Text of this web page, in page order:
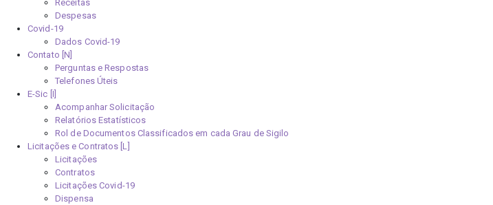
Receitas
Despesas
Covid-19
Dados Covid-19
Contato [N]
Perguntas e Respostas
Telefones Úteis
E-Sic [I]
Acompanhar Solicitação
Relatórios Estatísticos
Rol de Documentos Classificados em cada Grau de Sigilo
Licitações e Contratos [L]
Licitações
Contratos
Licitações Covid-19
Dispensa